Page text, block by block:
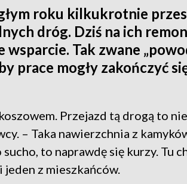
roku kilkukrotnie
dróg. Dziś na ich
wsparcie. Tak zwane
prace mogły zakończyć
Przejazd tą drogą to
– Taka nawierzchnia z
to naprawdę się kurzy. Tu
z mieszkańców.